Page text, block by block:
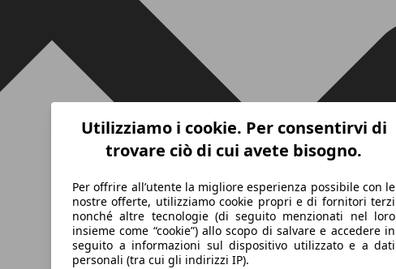
Utilizziamo i cookie. Per consentirvi di
trovare ciò di cui avete bisogno.
Per offrire all’utente la migliore esperienza possibile con le
nostre offerte, utilizziamo cookie propri e di fornitori terzi
nonché altre tecnologie (di seguito menzionati nel loro
insieme come “cookie”) allo scopo di salvare e accedere in
seguito a informazioni sul dispositivo utilizzato e a dati
personali (tra cui gli indirizzi IP).